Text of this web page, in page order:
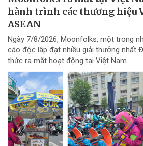
hành trình các thương hiệu
ASEAN
Ngày 7/8/2026, Moonfolks, một trong
cáo độc lập đạt nhiều giải thưởng nhất
thức ra mắt hoạt động tại Việt Nam.